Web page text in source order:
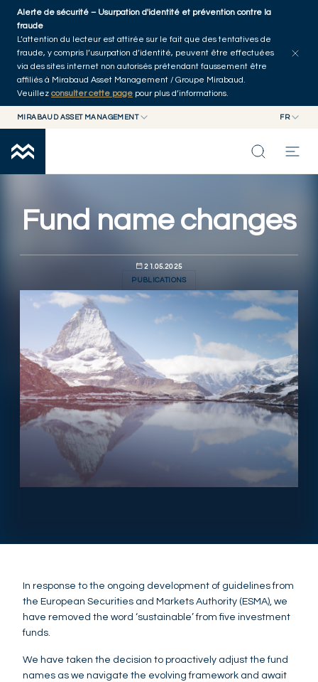
Skip to main content
Alerte de sécurité – Usurpation d'identité et prévention contre la
fraude
L’attention du lecteur est attirée sur le fait que des tentatives de
fraude, y compris l’usurpation d’identité, peuvent être effectuées
via des sites internet non autorisés prétendant faussement être
affiliés à Mirabaud Asset Management / Groupe Mirabaud.
Veuillez consulter cette page pour plus d’informations.
MIRABAUD ASSET MANAGEMENT
MIRABAUD ASSET MANAGEMENT
MIRABAUD INVESTMENTS
FR
FR
CAPACITÉS
FONDS
À PROPOS
RESPONSIBLY SUSTAINABLE
Accueil
Communiqués de presse Publications
Fund name changes
21.05.2025
PUBLICATIONS
In response to the ongoing development of guidelines from
the European Securities and Markets Authority (ESMA), we
have removed the word ‘sustainable’ from five investment
funds.
We have taken the decision to proactively adjust the fund
names as we navigate the evolving framework and await